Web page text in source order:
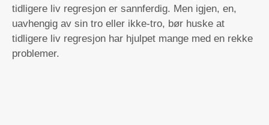
tidligere liv regresjon er sannferdig. Men igjen, en,
uavhengig av sin tro eller ikke-tro, bør huske at
tidligere liv regresjon har hjulpet mange med en rekke
problemer.